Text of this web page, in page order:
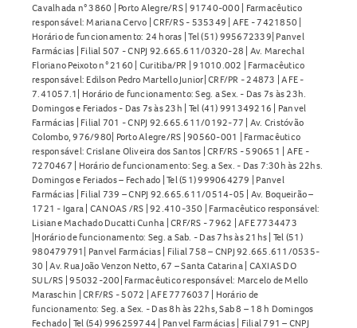
Cavalhada n° 3860 | Porto Alegre/RS | 91740-000 | Farmacêutico
responsável: Mariana Cervo | CRF/RS - 535349 | AFE - 7421850 |
Horário de funcionamento: 24 horas | Tel (51) 995672339| Panvel
Farmácias | Filial 507 - CNPJ 92.665.611/0320-28 | Av. Marechal
Floriano Peixoto n° 2160 | Curitiba/PR | 91010.002 | Farmacêutico
responsável: Edilson Pedro Martello Junior| CRF/PR - 24873 | AFE -
7.41057.1| Horário de funcionamento: Seg. a Sex. - Das 7s às 23h.
Domingos e Feriados - Das 7s às 23h | Tel (41) 991349216 | Panvel
Farmácias | Filial 701 - CNPJ 92.665.611/0192-77 | Av. Cristóvão
Colombo, 976/980| Porto Alegre/RS | 90560-001 | Farmacêutico
responsável: Crislane Oliveira dos Santos | CRF/RS - 590651 | AFE -
7270467 | Horário de funcionamento: Seg. a Sex. - Das 7:30h às 22hs.
Domingos e Feriados – Fechado | Tel (51) 999064279 | Panvel
Farmácias | Filial 739 – CNPJ 92.665.611/0514-05 | Av. Boqueirão –
1721 - Igara | CANOAS /RS | 92.410-350 | Farmacêutico responsável:
Lisiane Machado Ducatti Cunha | CRF/RS - 7962 | AFE 7734473
|Horário de funcionamento: Seg. a Sab. - Das 7hs às 21hs | Tel (51)
980479791| Panvel Farmácias | Filial 758 – CNPJ 92.665.611/0535-
30 | Av. Rua João Venzon Netto, 67 – Santa Catarina | CAXIAS DO
SUL/RS | 95032-200| Farmacêutico responsável: Marcelo de Mello
Maraschin | CRF/RS - 5072 | AFE 7776037 | Horário de
funcionamento: Seg. a Sex. - Das 8h às 22hs, Sab 8 – 18 h Domingos
Fechado | Tel (54) 996259744 | Panvel Farmácias | Filial 791 – CNPJ